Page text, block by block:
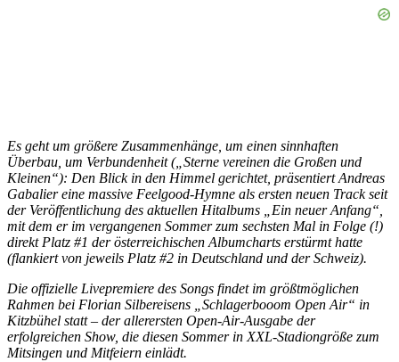
Es geht um größere Zusammenhänge, um einen sinnhaften
Überbau, um Verbundenheit („Sterne vereinen die Großen und
Kleinen“): Den Blick in den Himmel gerichtet, präsentiert Andreas
Gabalier eine massive Feelgood-Hymne als ersten neuen Track seit
der Veröffentlichung des aktuellen Hitalbums „Ein neuer Anfang“,
mit dem er im vergangenen Sommer zum sechsten Mal in Folge (!)
direkt Platz #1 der österreichischen Albumcharts erstürmt hatte
(flankiert von jeweils Platz #2 in Deutschland und der Schweiz).
Die offizielle Livepremiere des Songs findet im größtmöglichen
Rahmen bei Florian Silbereisens „Schlagerbooom Open Air“ in
Kitzbühel statt – der allerersten Open-Air-Ausgabe der
erfolgreichen Show, die diesen Sommer in XXL-Stadiongröße zum
Mitsingen und Mitfeiern einlädt.